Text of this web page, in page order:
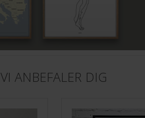
VI ANBEFALER DIG